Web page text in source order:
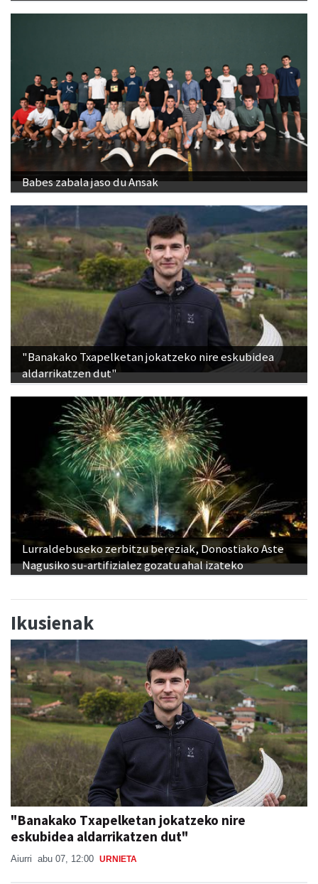
Babes zabala jaso du Ansak
"Banakako Txapelketan jokatzeko nire eskubidea
aldarrikatzen dut"
Lurraldebuseko zerbitzu bereziak, Donostiako Aste
Nagusiko su-artifizialez gozatu ahal izateko
Ikusienak
"Banakako Txapelketan jokatzeko nire
eskubidea aldarrikatzen dut"
Aiurri abu 07, 12:00 URNIETA